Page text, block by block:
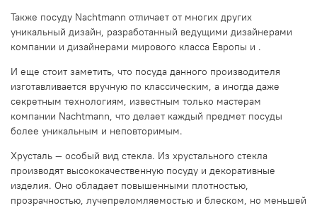
Также посуду Nachtmann отличает от многих других
уникальный дизайн, разработанный ведущими дизайнерами
компании и дизайнерами мирового класса Европы и .
И еще стоит заметить, что посуда данного производителя
изготавливается вручную по классическим, а иногда даже
секретным технологиям, известным только мастерам
компании Nachtmann, что делает каждый предмет посуды
более уникальным и неповторимым.
Хрусталь — особый вид стекла. Из хрустального стекла
производят высококачественную посуду и декоративные
изделия. Оно обладает повышенными плотностью,
прозрачностью, лучепреломляемостью и блеском, но меньшей